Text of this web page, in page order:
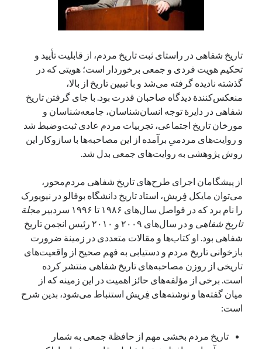
George Veith در مَه‌لقا مَلّاح، حافظ محیط زیست ایران
پیمانه صالحی
شهریور ۱۳۹۹)
سعیدیدر
بزرگداشت یاد و نام استاد اسماعیل سعادت (مهر ۱۳۰۴- شهریور
۱۳۹۹)
تاریخ شفاهی در راستای ثبت تاریخ مردم، از قابلیت تأیید و
تحکیم هویت فردی و جمعی برخوردار است؛ هویتی که در
گذشته نادیده گرفته می‌شد و با تبیین تاریخ از بالا،‌
منعکس‌کنندة دیدگاه صاحبان قدرت بود. با جای گرفتن تاریخ
شفاهی در دایرة توجه انسان‌شناسان، جامعه‌شناسان و
مورخان تاریخ اجتماعی،‌ تجربیات مردم عادی ثبت‌وضبط شد
و روایت‌های مردمیِ برآمده از این مصاحبه‌ها با سازوکار این
روش پژوهشی به روایت‌های جمعی بدل شد.
از پیشگامان اجرای طرح‌های تاریخ شفاهی مردم‌محور،
می‌توان مایکل فِریش، استاد تاریخ دانشگاه بوفالو در نیویورک
را نام برد که در فواصل سال‌های ۱۹۸۶ تا ۱۹۹۶ سردبیر
مجلة
تاریخ شفاهی
و در سال‌های ۲۰۰۹ و ۲۰۱۰ رئیس انجمن تاریخ
شفاهی بود. او کتاب‌ها و مقالات متعددی در زمینة ضرورت
بازخوانی تاریخ مردم و دستیابی به فهم صحیح از واقعیت‌های
تاریخی از روزن مصاحبه‌های تاریخ شفاهی منتشر کرده
است. برخی از مؤلفه‌های حائز اهمیت در این زمینه که از
میان گفته‌ها و نوشته‌های فِریش استنباط می‌شود، بدین شرح
است:
تاریخ مردم بخشی مهم از حافظة جمعی به شمار